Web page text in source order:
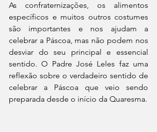
As confraternizações, os alimentos
específicos e muitos outros costumes
são importantes e nos ajudam a
celebrar a Páscoa, mas não podem nos
desviar do seu principal e essencial
sentido. O Padre José Leles faz uma
reflexão sobre o verdadeiro sentido de
celebrar a Páscoa que veio sendo
preparada desde o início da Quaresma.